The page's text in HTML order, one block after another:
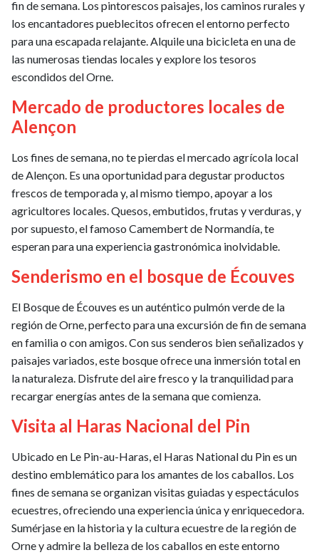
fin de semana. Los pintorescos paisajes, los caminos rurales y
los encantadores pueblecitos ofrecen el entorno perfecto
para una escapada relajante. Alquile una bicicleta en una de
las numerosas tiendas locales y explore los tesoros
escondidos del Orne.
Mercado de productores locales de
Alençon
Los fines de semana, no te pierdas el mercado agrícola local
de Alençon. Es una oportunidad para degustar productos
frescos de temporada y, al mismo tiempo, apoyar a los
agricultores locales. Quesos, embutidos, frutas y verduras, y
por supuesto, el famoso Camembert de Normandía, te
esperan para una experiencia gastronómica inolvidable.
Senderismo en el bosque de Écouves
El Bosque de Écouves es un auténtico pulmón verde de la
región de Orne, perfecto para una excursión de fin de semana
en familia o con amigos. Con sus senderos bien señalizados y
paisajes variados, este bosque ofrece una inmersión total en
la naturaleza. Disfrute del aire fresco y la tranquilidad para
recargar energías antes de la semana que comienza.
Visita al Haras Nacional del Pin
Ubicado en Le Pin-au-Haras, el Haras National du Pin es un
destino emblemático para los amantes de los caballos. Los
fines de semana se organizan visitas guiadas y espectáculos
ecuestres, ofreciendo una experiencia única y enriquecedora.
Sumérjase en la historia y la cultura ecuestre de la región de
Orne y admire la belleza de los caballos en este entorno